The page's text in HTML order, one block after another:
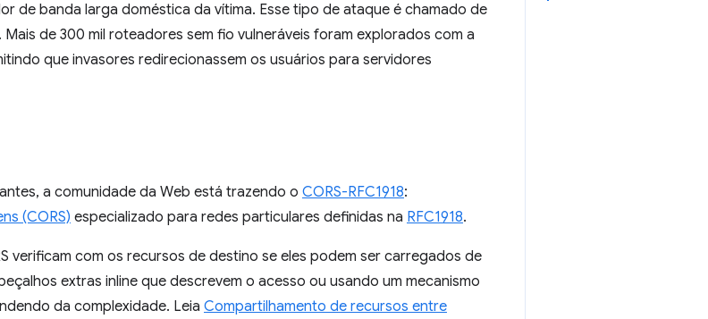
de banda larga doméstica da vítima. Esse tipo de ataque é chamado de
. Mais de 300 mil roteadores sem fio vulneráveis foram explorados com a
que invasores redirecionassem os usuários para servidores
a comunidade da Web está trazendo o CORS-RFC1918:
(CORS) especializado para redes particulares definidas na RFC1918.
verificam com os recursos de destino se eles podem ser carregados de
extras inline que descrevem o acesso ou usando um mecanismo
da complexidade. Leia Compartilhamento de recursos entre